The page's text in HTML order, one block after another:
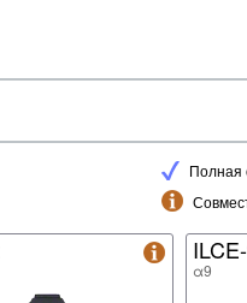
Полная
α9